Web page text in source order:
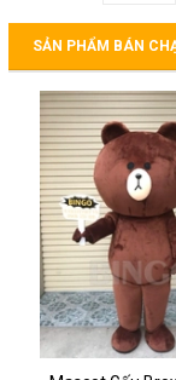
SẢN PHẨM BÁN